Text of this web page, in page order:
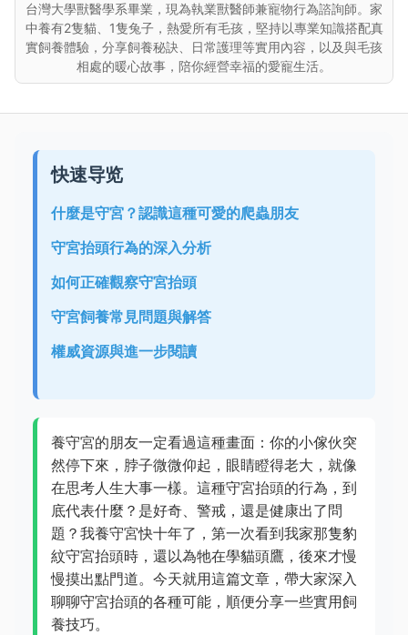
台灣大學獸醫學系畢業，現為執業獸醫師兼寵物行為諮詢師。家
中養有2隻貓、1隻兔子，熱愛所有毛孩，堅持以專業知識搭配真
實飼養體驗，分享飼養秘訣、日常護理等實用內容，以及與毛孩
相處的暖心故事，陪你經營幸福的愛寵生活。
快速导览
什麼是守宮？認識這種可愛的爬蟲朋友
守宮抬頭行為的深入分析
如何正確觀察守宮抬頭
守宮飼養常見問題與解答
權威資源與進一步閱讀
養守宮的朋友一定看過這種畫面：你的小傢伙突
然停下來，脖子微微仰起，眼睛瞪得老大，就像
在思考人生大事一樣。這種守宮抬頭的行為，到
底代表什麼？是好奇、警戒，還是健康出了問
題？我養守宮快十年了，第一次看到我家那隻豹
紋守宮抬頭時，還以為牠在學貓頭鷹，後來才慢
慢摸出點門道。今天就用這篇文章，帶大家深入
聊聊守宮抬頭的各種可能，順便分享一些實用飼
養技巧。